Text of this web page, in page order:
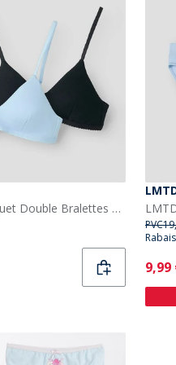
LMTD Fille Pacquet Double Bralettes Nantelle Windsurfer
PVC
Rabais
9,99